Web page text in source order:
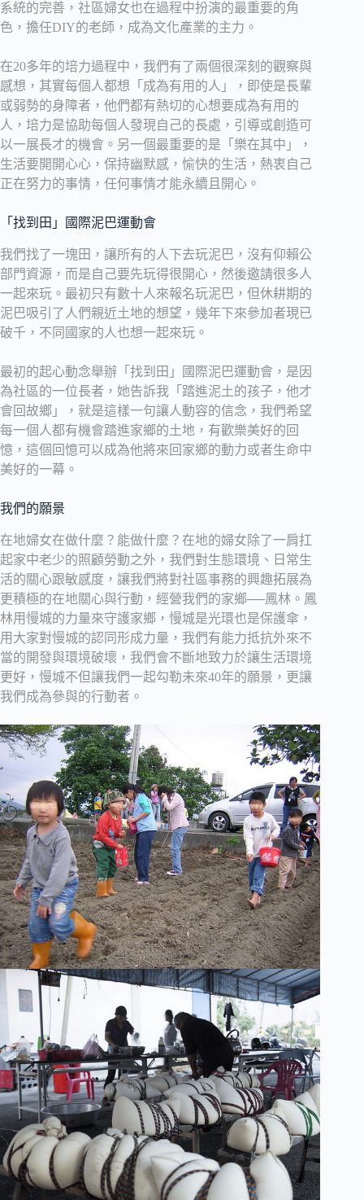
系統的完善，社區婦女也在過程中扮演的最重要的角
色，擔任DIY的老師，成為文化產業的主力。
在20多年的培力過程中，我們有了兩個很深刻的觀察與
感想，其實每個人都想「成為有用的人」，即使是長輩
或弱勢的身障者，他們都有熱切的心想要成為有用的
人，培力是協助每個人發現自己的長處，引導或創造可
以一展長才的機會。另一個最重要的是「樂在其中」，
生活要開開心心，保持幽默感，愉快的生活，熱衷自己
正在努力的事情，任何事情才能永續且開心。
「找到田」國際泥巴運動會
我們找了一塊田，讓所有的人下去玩泥巴，沒有仰賴公
部門資源，而是自己要先玩得很開心，然後邀請很多人
一起來玩。最初只有數十人來報名玩泥巴，但休耕期的
泥巴吸引了人們親近土地的想望，幾年下來參加者現已
破千，不同國家的人也想一起來玩。
最初的起心動念舉辦「找到田」國際泥巴運動會，是因
為社區的一位長者，她告訴我「踏進泥土的孩子，他才
會回故鄉」，就是這樣一句讓人動容的信念，我們希望
每一個人都有機會踏進家鄉的土地，有歡樂美好的回
憶，這個回憶可以成為他將來回家鄉的動力或者生命中
美好的一幕。
我們的願景
在地婦女在做什麼？能做什麼？在地的婦女除了一肩扛
起家中老少的照顧勞動之外，我們對生態環境、日常生
活的關心跟敏感度，讓我們將對社區事務的興趣拓展為
更積極的在地關心與行動，經營我們的家鄉──鳳林。鳳
林用慢城的力量來守護家鄉，慢城是光環也是保護傘，
用大家對慢城的認同形成力量，我們有能力抵抗外來不
當的開發與環境破壞，我們會不斷地致力於讓生活環境
更好，慢城不但讓我們一起勾勒未來40年的願景，更讓
我們成為參與的行動者。